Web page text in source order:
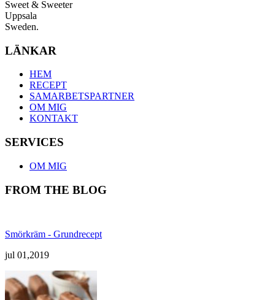
Sweet & Sweeter
Uppsala
Sweden.
LÄNKAR
HEM
RECEPT
SAMARBETSPARTNER
OM MIG
KONTAKT
SERVICES
OM MIG
FROM THE BLOG
Smörkräm - Grundrecept
jul 01,2019